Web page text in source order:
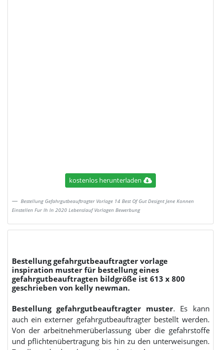
kostenlos herunterladen
Bestellung Gefahrgutbeauftragter Vorlage 14 Best Of Gut Designt Jene Konnen
Einstellen Fur Ih In 2020 Lebenslauf Vorlagen Bewerbung
Bestellung gefahrgutbeauftragter vorlage
inspiration muster für bestellung eines
gefahrgutbeauftragten bildgröße ist 613 x 800
geschrieben von kelly newman.
Bestellung gefahrgutbeauftragter muster. Es kann
auch ein externer gefahrgutbeauftragter bestellt werden.
Von der arbeitnehmerüberlassung über die gefahrstoffe
und pflichtenübertragung bis hin zu den unterweisungen.